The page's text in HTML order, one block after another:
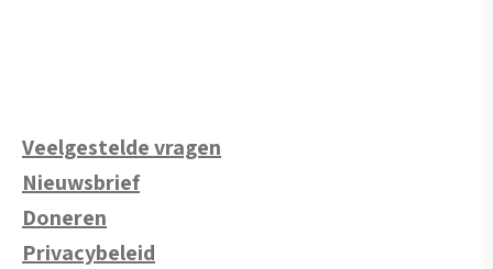
Veelgestelde vragen
Nieuwsbrief
Doneren
Privacybeleid